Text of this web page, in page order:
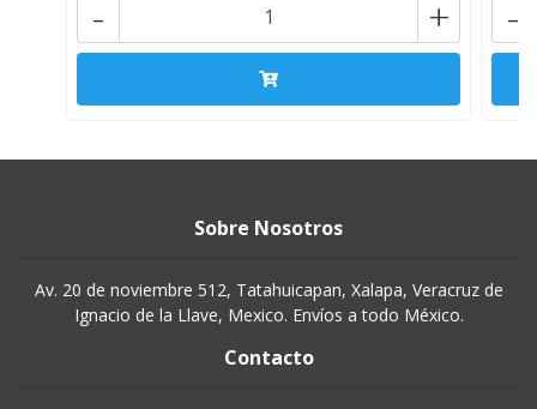
+
- -
Sobre Nosotros
Av. 20 de noviembre 512, Tatahuicapan, Xalapa, Veracruz de
Ignacio de la Llave, Mexico. Envíos a todo México.
Contacto